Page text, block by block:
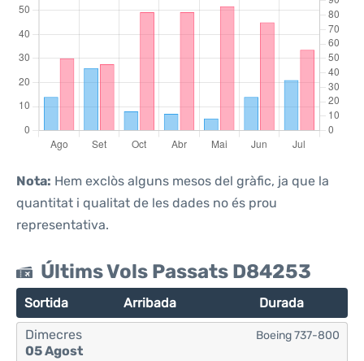
Nota: Hem exclòs alguns mesos del gràfic, ja que la
quantitat i qualitat de les dades no és prou
representativa.
Últims Vols Passats D84253
Sortida Arribada Durada
Dimecres
05 Agost
Boeing 737-800